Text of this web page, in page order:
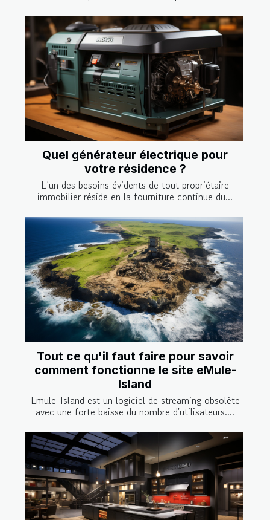
Quel générateur électrique pour
votre résidence ?
L’un des besoins évidents de tout propriétaire
immobilier réside en la fourniture continue du...
Tout ce qu'il faut faire pour savoir
comment fonctionne le site eMule-
Island
Emule-Island est un logiciel de streaming obsolète
avec une forte baisse du nombre d'utilisateurs....